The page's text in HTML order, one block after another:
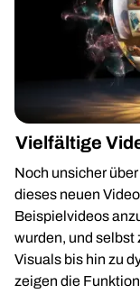
Vielfältige
Noch unsicher
dieses neuen
Beispielvideos
wurden, und selbst
Visuals bis hin zu
zeigen die